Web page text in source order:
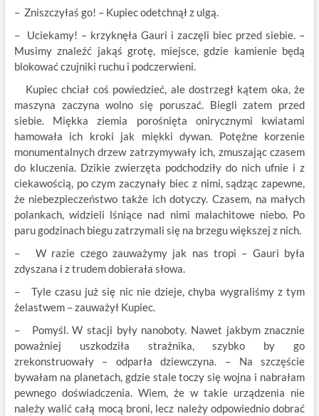
– Zniszczyłaś go! – Kupiec odetchnął z ulgą.
– Uciekamy! – krzyknęła Gauri i zaczęli biec przed siebie. –
Musimy znaleźć jakąś grotę, miejsce, gdzie kamienie będą
blokować czujniki ruchu i podczerwieni.
Kupiec chciał coś powiedzieć, ale dostrzegł kątem oka, że
maszyna zaczyna wolno się poruszać. Biegli zatem przed
siebie. Miękka ziemia porośnięta onirycznymi kwiatami
hamowała ich kroki jak miękki dywan. Potężne korzenie
monumentalnych drzew zatrzymywały ich, zmuszając czasem
do kluczenia. Dzikie zwierzęta podchodziły do nich ufnie i z
ciekawością, po czym zaczynały biec z nimi, sądząc zapewne,
że niebezpieczeństwo także ich dotyczy. Czasem, na małych
polankach, widzieli lśniące nad nimi malachitowe niebo. Po
paru godzinach biegu zatrzymali się na brzegu większej z nich.
– W razie czego zauważymy jak nas tropi – Gauri była
zdyszana i z trudem dobierała słowa.
– Tyle czasu już się nic nie dzieje, chyba wygraliśmy z tym
żelastwem – zauważył Kupiec.
– Pomyśl. W stacji były nanoboty. Nawet jakbym znacznie
poważniej uszkodziła strażnika, szybko by go
zrekonstruowały – odparła dziewczyna. – Na szczęście
bywałam na planetach, gdzie stale toczy się wojna i nabrałam
pewnego doświadczenia. Wiem, że w takie urządzenia nie
należy walić całą mocą broni, lecz należy odpowiednio dobrać